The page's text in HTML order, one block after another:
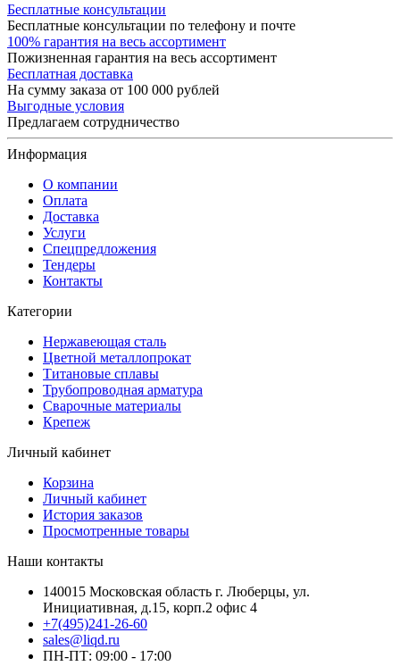
Бесплатные консультации
Бесплатные консультации по телефону и почте
100% гарантия на весь ассортимент
Пожизненная гарантия на весь ассортимент
Бесплатная доставка
На сумму заказа от 100 000 рублей
Выгодные условия
Предлагаем сотрудничество
Информация
О компании
Оплата
Доставка
Услуги
Спецпредложения
Тендеры
Контакты
Категории
Нержавеющая сталь
Цветной металлопрокат
Титановые сплавы
Трубопроводная арматура
Сварочные материалы
Крепеж
Личный кабинет
Корзина
Личный кабинет
История заказов
Просмотренные товары
Наши контакты
140015 Московская область г. Люберцы, ул.
Инициативная, д.15, корп.2 офис 4
+7(495)241-26-60
sales@liqd.ru
ПН-ПТ: 09:00 - 17:00